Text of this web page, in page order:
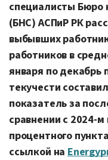
специалисты Бюро
(БНС) АСПиР РК
выбывших
работников в
января по декабрь
текучести
показатель за
сравнении с 2024-
процентного
ссылкой на